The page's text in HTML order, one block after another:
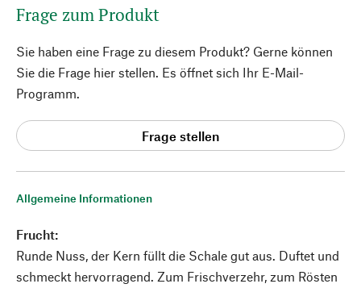
Allgemeine Informationen
Frucht:
Runde Nuss, der Kern füllt die Schale gut aus. Duftet und
schmeckt hervorragend. Zum Frischverzehr, zum Rösten
Frage zum Produkt
Sie haben eine Frage zu diesem Produkt? Gerne können
Sie die Frage hier stellen. Es öffnet sich Ihr E-Mail-
Programm.
Frage stellen